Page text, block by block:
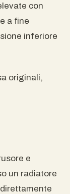
con
a fine
inferiore
originali,
e
un radiatore